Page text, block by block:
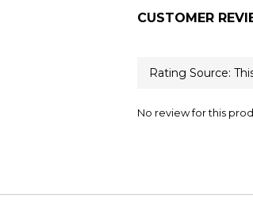
CUSTOMER
No review for this